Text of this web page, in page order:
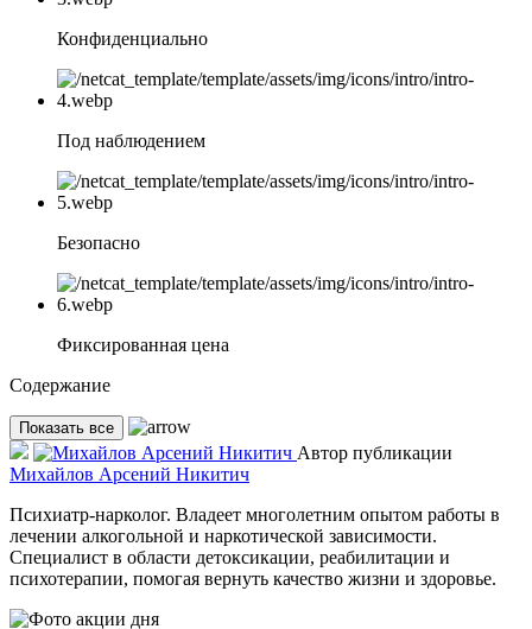
Конфиденциально
Под наблюдением
Безопасно
Фиксированная цена
Содержание
Показать все
Автор публикации
Михайлов Арсений Никитич
Психиатр-нарколог. Владеет многолетним опытом работы в
лечении алкогольной и наркотической зависимости.
Специалист в области детоксикации, реабилитации и
психотерапии, помогая вернуть качество жизни и здоровье.